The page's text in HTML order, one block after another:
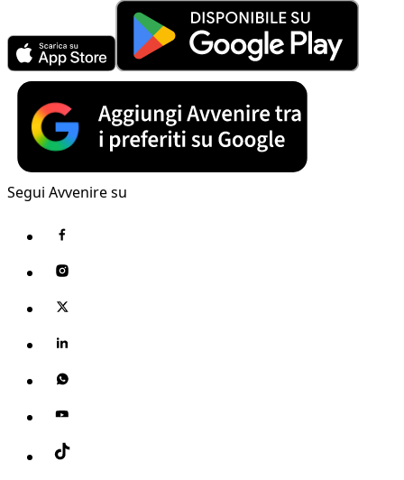
Segui Avvenire su